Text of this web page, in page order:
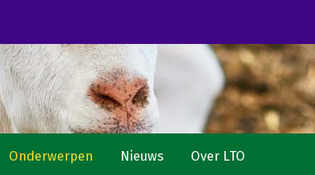
Onderwerpen Nieuws Over LTO